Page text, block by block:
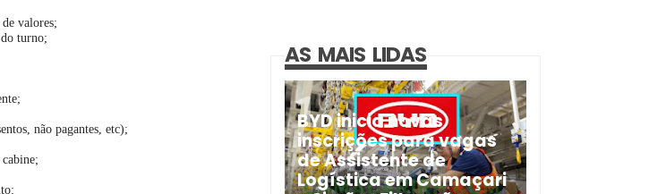
valores;
turno;
não pagantes, etc);
AS MAIS LIDAS
BYD inicia novas
inscrições para vagas
de Assistente de
Logística em Camaçari